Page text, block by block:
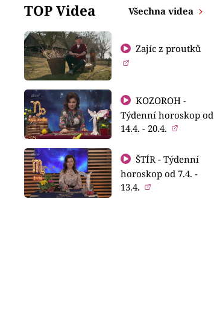
TOP Videa Všechna videa
Zajíc z proutků
KOZOROH -
Týdenní horoskop od
14.4. - 20.4.
ŠTÍR - Týdenní
horoskop od 7.4. -
13.4.